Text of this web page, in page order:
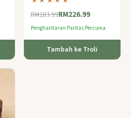
tersembunyi — selesaikan
urutan untuk mendedahkan
RM283.99RM226.99
Penghantaran Pantas Percuma
Tambah ke Troli